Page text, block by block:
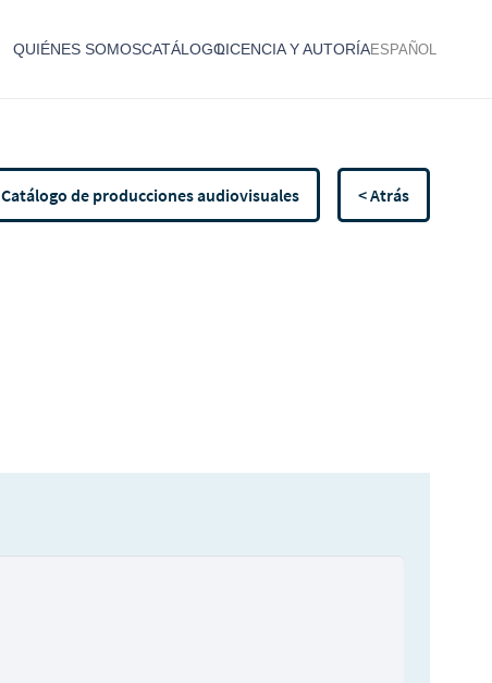
QUIÉNES SOMOSCATÁLOGOLICENCIA Y AUTORÍAESPAÑOL
Catálogo de producciones audiovisuales < Atrás